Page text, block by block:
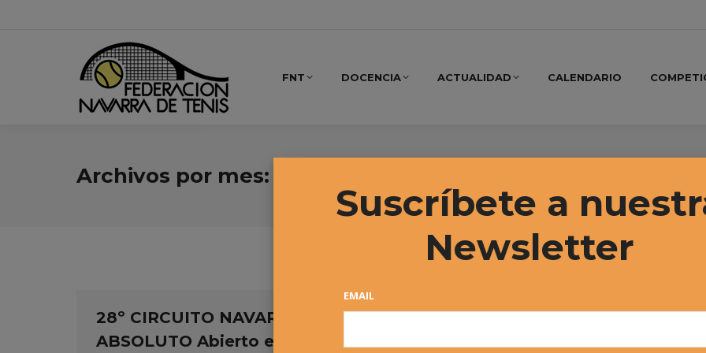
FNT DOCENCIA ACTUALIDAD CALENDARIO
Archivos por mes:
28º CIRCUITO NAVARRO
ABSOLUTO Abierto el plazo
Suscríbete a
Newsletter
EMAIL